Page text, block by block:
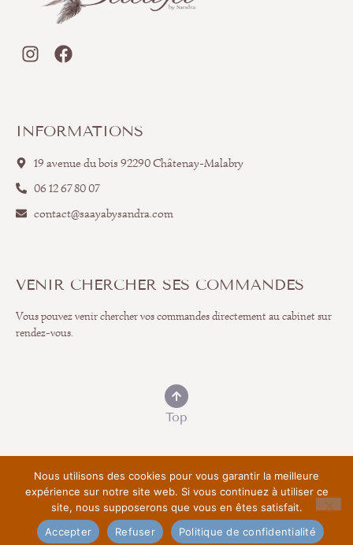
INFORMATIONS
19 avenue du bois 92290 Châtenay-Malabry
06 12 67 80 07
contact@saayabysandra.com
VENIR CHERCHER SES COMMANDES
Vous pouvez venir chercher vos commandes directement au cabinet sur
rendez-vous.
Top
© 2025 MENTIONS LÉGALESPOLITIQUE DE CONFIDENTIALITÉ
CGV
TEMPLATE BY LIW STUDIO
Nous utilisons des cookies pour vous garantir la meilleure
expérience sur notre site web. Si vous continuez à utiliser ce
site, nous supposerons que vous en êtes satisfait.
Accepter
Refuser Politique de confidentialité